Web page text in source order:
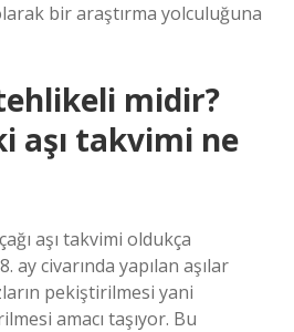
bir araştırma yolculuğuna
tehlikeli midir?
aşı takvimi ne
aşı takvimi oldukça
ay civarında yapılan aşılar
pekiştirilmesi yani
amacı taşıyor. Bu